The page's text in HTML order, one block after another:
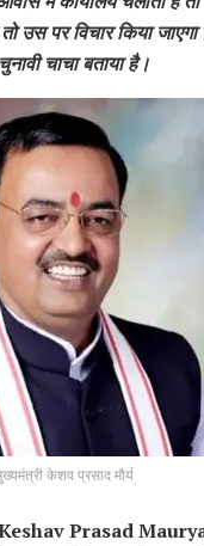
उस पर विचार किया
चाचा बताया है।
केशव प्रसाद मौर्य
Keshav Prasad